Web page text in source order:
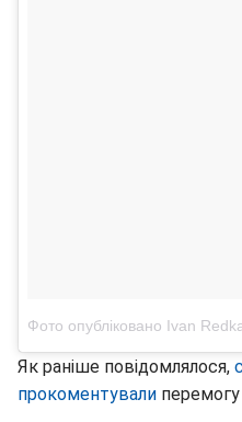
Фото опубліковано Ivan
Як раніше повідомлялося,
прокоментували